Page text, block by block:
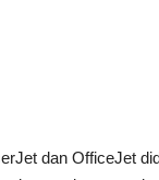
dan OfficeJet